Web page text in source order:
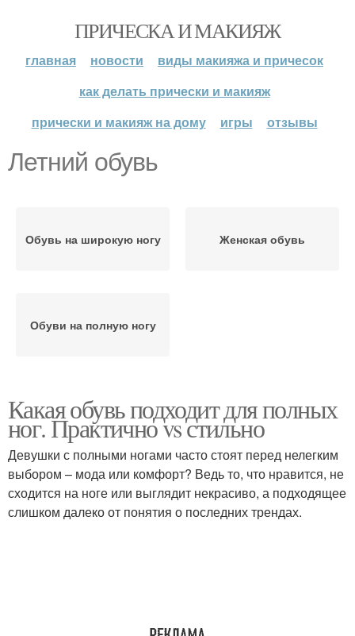
ПРИЧЕСКА И МАКИЯЖ
главная новости
виды макияжа и причесок
как делать прически и макияж
прически и макияж на дому
игры отзывы
Летний обувь
Обувь на широкую ногу Женская обувь
Обуви на полную ногу
Какая обувь подходит для полных
ног. Практично vs стильно
Девушки с полными ногами часто стоят перед нелегким
выбором – мода или комфорт? Ведь то, что нравится, не
сходится на ноге или выглядит некрасиво, а подходящее
слишком далеко от понятия о последних трендах.